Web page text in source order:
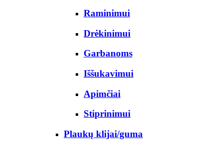
Raminimui
Drėkinimui
Garbanoms
Iššukavimui
Apimčiai
Stiprinimui
Plaukų klijai/guma